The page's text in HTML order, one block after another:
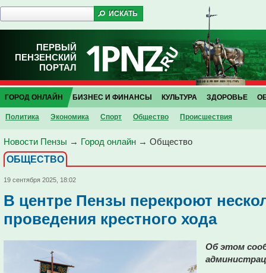
ПЕРВЫЙ
ПЕНЗЕНСКИЙ
ПОРТАЛ
ГОРОД ОНЛАЙН
Политика Экономика Спорт Общество Проиcшествия
БИЗНЕС И ФИНАНСЫ КУЛЬТУРА ЗДОРОВЬЕ
Новости Пензы → Город онлайн → Общество
ОБЩЕСТВО
19 сентября 2025, 18:02
В центре Пензы перекроют
проведения крестного хода
Об этом